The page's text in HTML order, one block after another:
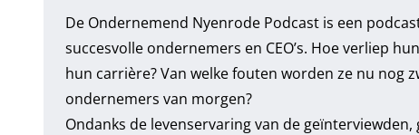
De Ondernemend Nyenrode Podcast is een
succesvolle ondernemers en CEO’s. Hoe verliep
hun carrière? Van welke fouten worden ze nu nog
ondernemers van morgen?
Ondanks de levenservaring van de